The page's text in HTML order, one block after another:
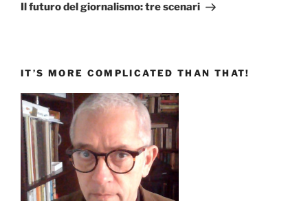
successivo
Il futuro del giornalismo: tre scenari
IT’S MORE COMPLICATED THAN THAT!